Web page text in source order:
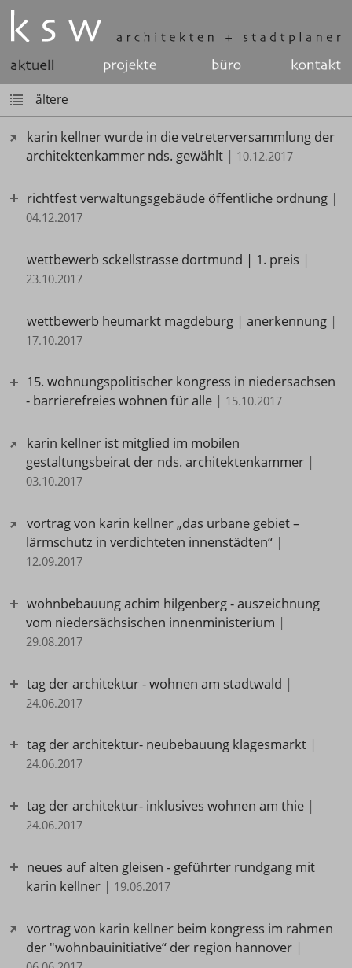
ältere
karin kellner wurde in die vetreterversammlung der
architektenkammer nds. gewählt | 10.12.2017
richtfest verwaltungsgebäude öffentliche ordnung |
04.12.2017
wettbewerb sckellstrasse dortmund | 1. preis |
23.10.2017
wettbewerb heumarkt magdeburg | anerkennung |
17.10.2017
15. wohnungspolitischer kongress in niedersachsen
- barrierefreies wohnen für alle | 15.10.2017
karin kellner ist mitglied im mobilen
gestaltungsbeirat der nds. architektenkammer |
03.10.2017
vortrag von karin kellner „das urbane gebiet –
lärmschutz in verdichteten innenstädten“ |
12.09.2017
wohnbebauung achim hilgenberg - auszeichnung
vom niedersächsischen innenministerium |
29.08.2017
tag der architektur - wohnen am stadtwald |
24.06.2017
tag der architektur- neubebauung klagesmarkt |
24.06.2017
tag der architektur- inklusives wohnen am thie |
24.06.2017
neues auf alten gleisen - geführter rundgang mit
karin kellner | 19.06.2017
vortrag von karin kellner beim kongress im rahmen
der "wohnbauinitiative“ der region hannover |